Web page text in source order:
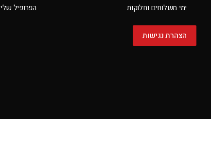
ימי משלוחים וחלוקות
הצהרת נגישות
הפרופיל שלי